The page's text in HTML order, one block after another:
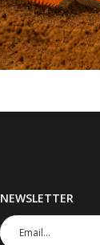
NEWSLETTER